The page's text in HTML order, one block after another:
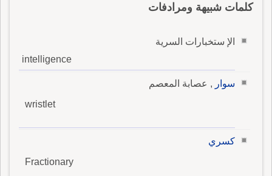
كلمات شبيهة ومرادفات
الإ ستخبارات السرية
intelligence
سوار , عصابة المعصم
wristlet
كسري
Fractionary